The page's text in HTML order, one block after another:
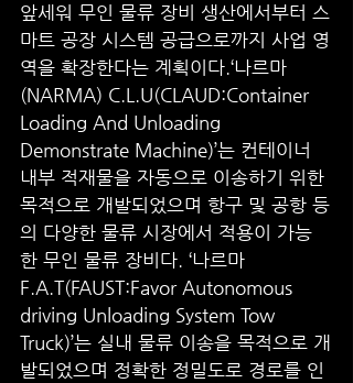
앞세워 무인 물류 장비 생산에서부터 스
마트 공장 시스템 공급으로까지 사업 영
역을 확장한다는 계획이다.‘나르마
(NARMA) C.L.U(CLAUD:Container
Loading And Unloading
Demonstrate Machine)’는 컨테이너
내부 적재물을 자동으로 이송하기 위한
목적으로 개발되었으며 항구 및 공항 등
의 다양한 물류 시장에서 적용이 가능
한 무인 물류 장비다. ‘나르마
F.A.T(FAUST:Favor Autonomous
driving Unloading System Tow
Truck)’는 실내 물류 이송을 목적으로 개
발되었으며 정확한 정밀도로 경로를 인